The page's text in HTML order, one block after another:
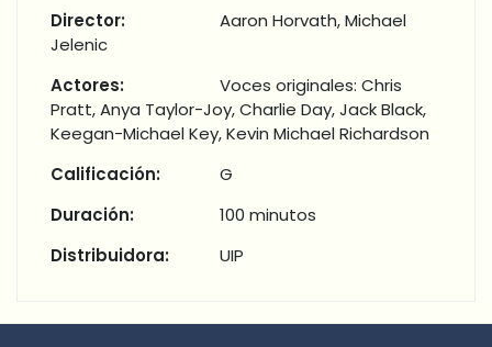
Director:
Aaron Horvath, Michael
Jelenic
Actores:
Voces originales: Chris
Pratt, Anya Taylor-Joy, Charlie Day, Jack Black,
Keegan-Michael Key, Kevin Michael Richardson
Calificación:
G
Duración:
100 minutos
Distribuidora:
UIP